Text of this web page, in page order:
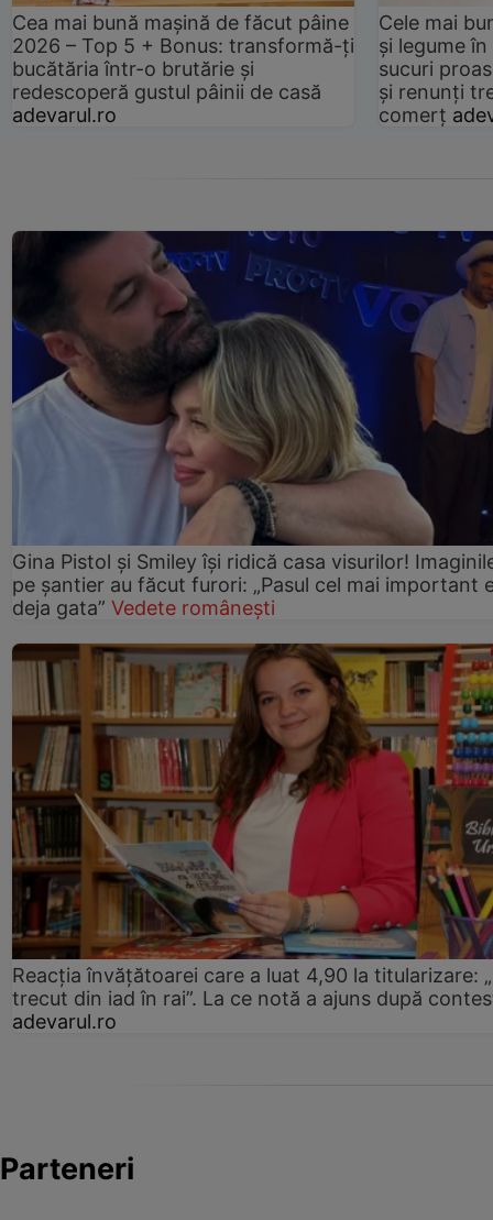
Cea mai bună mașină de făcut pâine
2026 – Top 5 + Bonus: transformă-ți
bucătăria într-o brutărie și
redescoperă gustul pâinii de casă
adevarul.ro
Cele mai
și legume
sucuri
și renunți
comerț
Gina Pistol și Smiley își ridică casa visurilor!
pe șantier au făcut furori: „Pasul cel mai important
deja gata” Vedete românești
Reacția învățătoarei care a luat 4,90 la titularizare:
trecut din iad în rai”. La ce notă a ajuns după
adevarul.ro
Parteneri